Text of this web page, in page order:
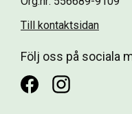
Till kontaktsidan
Följ oss på sociala